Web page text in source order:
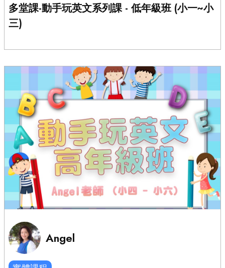
多堂課-動手玩英文系列課 - 低年級班 (小一~小
三)
Angel